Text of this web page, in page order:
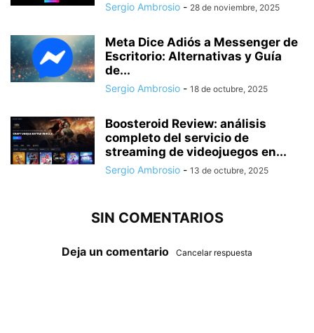
Sergio Ambrosio - 28 de noviembre, 2025
Meta Dice Adiós a Messenger de
Escritorio: Alternativas y Guía
de...
Sergio Ambrosio - 18 de octubre, 2025
Boosteroid Review: análisis
completo del servicio de
streaming de videojuegos en...
Sergio Ambrosio - 13 de octubre, 2025
SIN COMENTARIOS
Deja un comentario Cancelar respuesta